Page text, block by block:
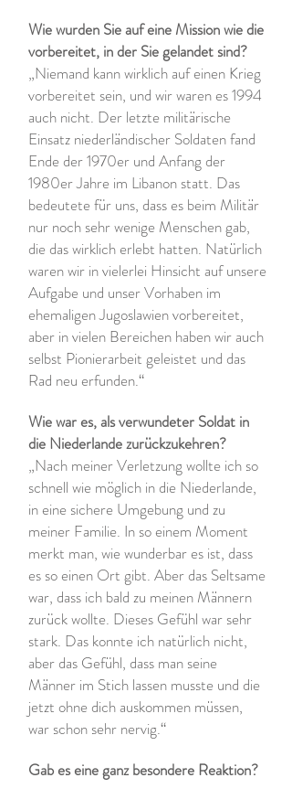
Wie wurden Sie auf eine Mission wie die
vorbereitet, in der Sie gelandet sind?
„Niemand kann wirklich auf einen Krieg
vorbereitet sein, und wir waren es 1994
auch nicht. Der letzte militärische
Einsatz niederländischer Soldaten fand
Ende der 1970er und Anfang der
1980er Jahre im Libanon statt. Das
bedeutete für uns, dass es beim Militär
nur noch sehr wenige Menschen gab,
die das wirklich erlebt hatten. Natürlich
waren wir in vielerlei Hinsicht auf unsere
Aufgabe und unser Vorhaben im
ehemaligen Jugoslawien vorbereitet,
aber in vielen Bereichen haben wir auch
selbst Pionierarbeit geleistet und das
Rad neu erfunden.“
Wie war es, als verwundeter Soldat in
die Niederlande zurückzukehren?
„Nach meiner Verletzung wollte ich so
schnell wie möglich in die Niederlande,
in eine sichere Umgebung und zu
meiner Familie. In so einem Moment
merkt man, wie wunderbar es ist, dass
es so einen Ort gibt. Aber das Seltsame
war, dass ich bald zu meinen Männern
zurück wollte. Dieses Gefühl war sehr
stark. Das konnte ich natürlich nicht,
aber das Gefühl, dass man seine
Männer im Stich lassen musste und die
jetzt ohne dich auskommen müssen,
war schon sehr nervig.“
Gab es eine ganz besondere Reaktion?